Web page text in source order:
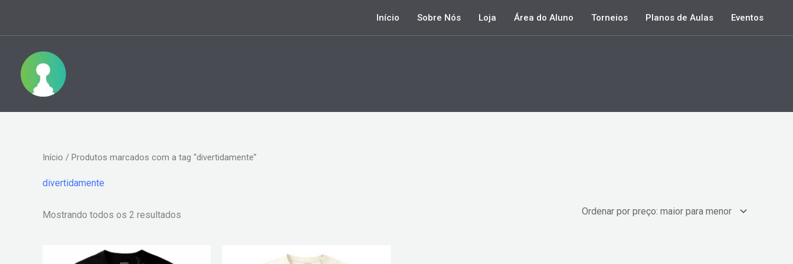
conteúdo
Início Sobre Nós Loja Área do Aluno Torneios Planos de Aulas Eventos
Início / Produtos marcados com a tag “divertidamente”
divertidamente
Mostrando todos os 2 resultados
Classificado
por
Este
Este